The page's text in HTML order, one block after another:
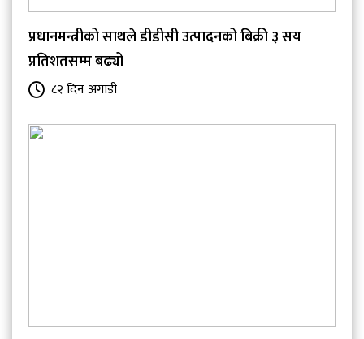
प्रधानमन्त्रीको साथले डीडीसी उत्पादनको बिक्री ३ सय
प्रतिशतसम्म बढ्यो
८२ दिन अगाडी